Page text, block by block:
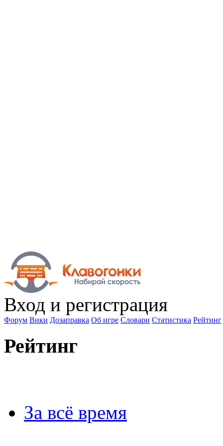
Вход и регистрация
Форум Вики Дозаправка Об игре Словари Статистика Рейтинг
Рейтинг
За всё время